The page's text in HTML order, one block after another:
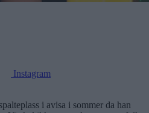
Instagram
i avisa i sommer da han